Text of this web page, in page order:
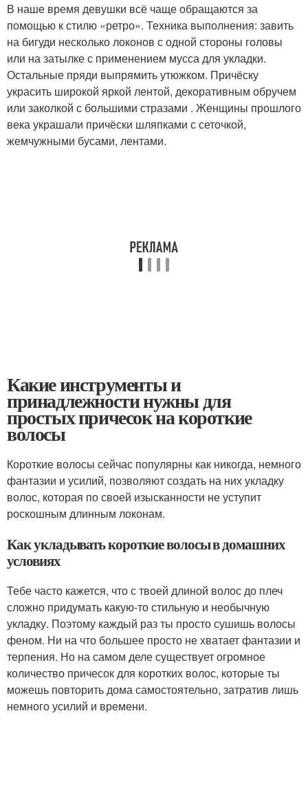
В наше время девушки всё чаще обращаются за
помощью к стилю «ретро». Техника выполнения: завить
на бигуди несколько локонов с одной стороны головы
или на затылке с применением мусса для укладки.
Остальные пряди выпрямить утюжком. Причёску
украсить широкой яркой лентой, декоративным обручем
или заколкой с большими стразами . Женщины прошлого
века украшали причёски шляпками с сеточкой,
жемчужными бусами, лентами.
Какие инструменты и
принадлежности нужны для
простых причесок на короткие
волосы
Короткие волосы сейчас популярны как никогда, немного
фантазии и усилий, позволяют создать на них укладку
волос, которая по своей изысканности не уступит
роскошным длинным локонам.
Как укладывать короткие волосы в домашних
условиях
Тебе часто кажется, что с твоей длиной волос до плеч
сложно придумать какую-то стильную и необычную
укладку. Поэтому каждый раз ты просто сушишь волосы
феном. Ни на что большее просто не хватает фантазии и
терпения. Но на самом деле существует огромное
количество причесок для коротких волос, которые ты
можешь повторить дома самостоятельно, затратив лишь
немного усилий и времени.